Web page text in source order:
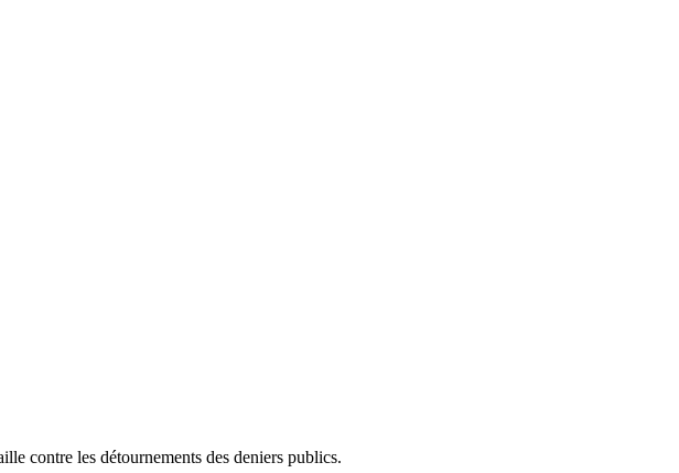
contre les détournements des deniers publics.